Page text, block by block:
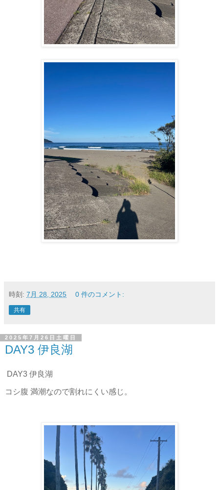
時刻: 7月 28, 2025 0 件のコメント:
共有
2025年7月26日土曜日
DAY3 伊良湖
DAY3 伊良湖
コシ腹 満潮なので割れにくい感じ。